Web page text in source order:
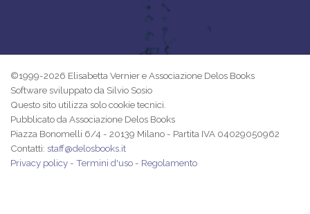
©1999-2026 Elisabetta Vernier e Associazione Delos Books
Software sviluppato da Silvio Sosio
Questo sito utilizza solo cookie tecnici.
Pubblicato da Associazione Delos Books
Piazza Bonomelli 6/4 - 20139 Milano - Partita IVA 04029050962
Contatti: staff@delosbooks.it
Privacy policy - Termini d'uso - Regolamento